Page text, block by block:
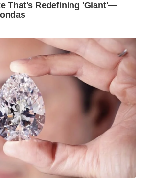
That's Redefining 'Giant'—